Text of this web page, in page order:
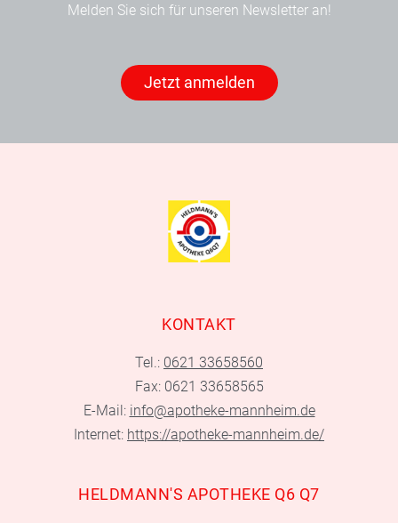
Melden Sie sich für unseren Newsletter an!
Jetzt anmelden
KONTAKT
Tel.: 0621 33658560
Fax: 0621 33658565
E-Mail: info@apotheke-mannheim.de
Internet: https://apotheke-mannheim.de/
HELDMANN'S APOTHEKE Q6 Q7